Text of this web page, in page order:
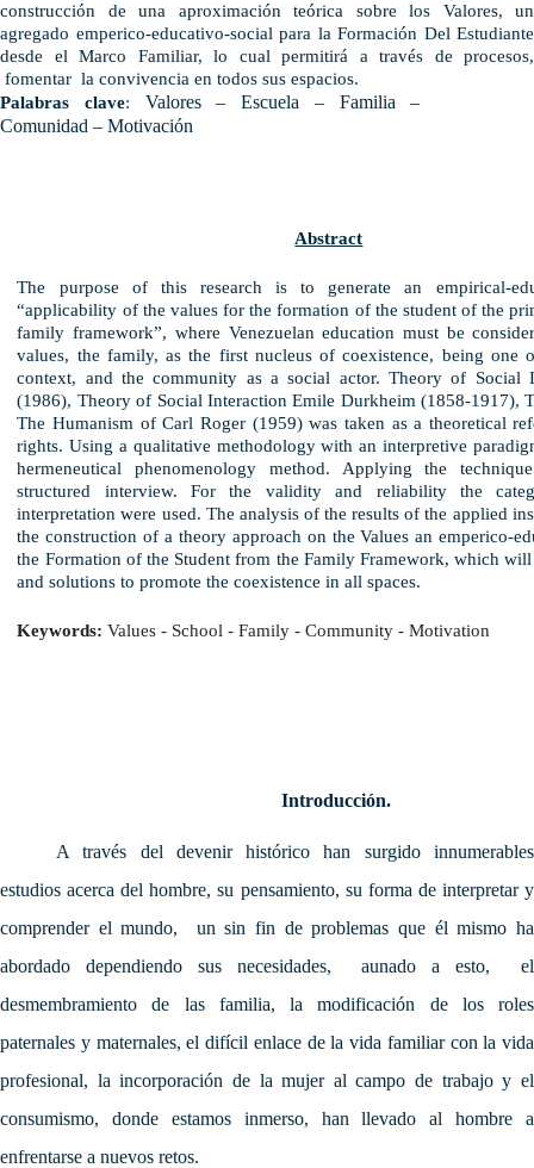
construcción de una aproximación teórica sobre los Valores, un
agregado emperico-educativo-social para la Formación Del Estudiante
desde el Marco Familiar, lo cual permitirá a través de procesos,
fomentar la convivencia en todos sus espacios.
Palabras clave: Valores – Escuela – Familia –
Comunidad – Motivación
Abstract
The purpose of this research is to generate an empirical-
“applicability of the values ​​for the formation of the student of the
family framework”, where Venezuelan education must be
values, the family, as the first nucleus of coexistence, being one
context, and the community as a social actor. Theory of Social
(1986), Theory of Social Interaction Emile Durkheim (1858-1917),
The Humanism of Carl Roger (1959) was taken as a theoretical
rights. Using a qualitative methodology with an interpretive
hermeneutical phenomenology method. Applying the
structured interview. For the validity and reliability the
interpretation were used. The analysis of the results of the applied
the construction of a theory approach on the Values ​​an emperico-
the Formation of the Student from the Family Framework, which
and solutions to promote the coexistence in all spaces.
Keywords: Values ​​- School - Family - Community - Motivation
Introducción.
A través del devenir histórico han surgido innumerables
estudios acerca del hombre, su pensamiento, su forma de interpretar y
comprender el mundo, un sin fin de problemas que él mismo ha
abordado dependiendo sus necesidades, aunado a esto, el
desmembramiento de las familia, la modificación de los roles
paternales y maternales, el difícil enlace de la vida familiar con la vida
profesional, la incorporación de la mujer al campo de trabajo y el
consumismo, donde estamos inmerso, han llevado al hombre a
enfrentarse a nuevos retos.